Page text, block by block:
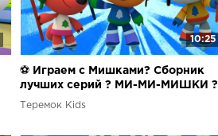
10:25
⚽ Играем с Мишками? Сборник
лучших серий ? МИ-МИ-МИШКИ ?
Теремок Kids